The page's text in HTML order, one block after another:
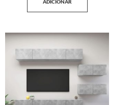
ADICIONAR